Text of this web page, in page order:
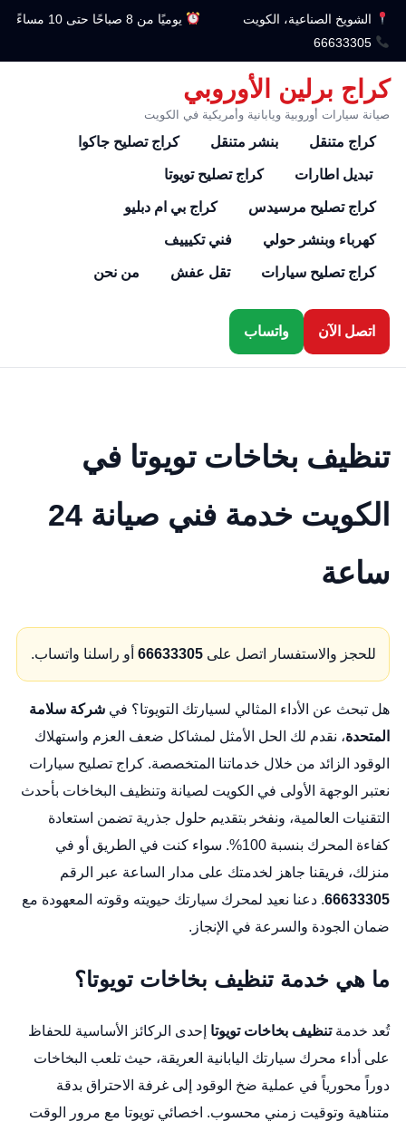
الشويخ الصناعية، الكويت
يوميًا من 8 صباحًا حتى 10 مساءً
66633305
كراج برلين الأوروبي
صيانة سيارات أوروبية ويابانية وأمريكية في الكويت
كراج متنقل بنشر متنقل كراج تصليح جاكوا
تبديل اطارات كراج تصليح تويوتا
كراج تصليح مرسيدس كراج بي ام دبليو
كهرباء وبنشر حولي فني تكيييف
كراج تصليح سيارات تقل عفش من نحن
اتصل الآن واتساب
تنظيف بخاخات تويوتا في
الكويت خدمة فني صيانة 24
ساعة
للحجز والاستفسار اتصل على 66633305أو راسلنا واتساب.
هل تبحث عن الأداء المثالي لسيارتك التويوتا؟ في شركة سلامة
المتحدة، نقدم لك الحل الأمثل لمشاكل ضعف العزم واستهلاك
الوقود الزائد من خلال خدماتنا المتخصصة. كراج تصليح سيارات
نعتبر الوجهة الأولى في الكويت لصيانة وتنظيف البخاخات بأحدث
التقنيات العالمية، ونفخر بتقديم حلول جذرية تضمن استعادة
كفاءة المحرك بنسبة 100%. سواء كنت في الطريق أو في
منزلك، فريقنا جاهز لخدمتك على مدار الساعة عبر الرقم
66633305. دعنا نعيد لمحرك سيارتك حيويته وقوته المعهودة مع
ضمان الجودة والسرعة في الإنجاز.
ما هي خدمة تنظيف بخاخات تويوتا؟
تُعد خدمةتنظيف بخاخات تويوتا إحدى الركائز الأساسية للحفاظ
على أداء محرك سيارتك اليابانية العريقة، حيث تلعب البخاخات
دوراً محورياً في عملية ضخ الوقود إلى غرفة الاحتراق بدقة
متناهية وتوقيت زمني محسوب. اخصائي تويوتا مع مرور الوقت